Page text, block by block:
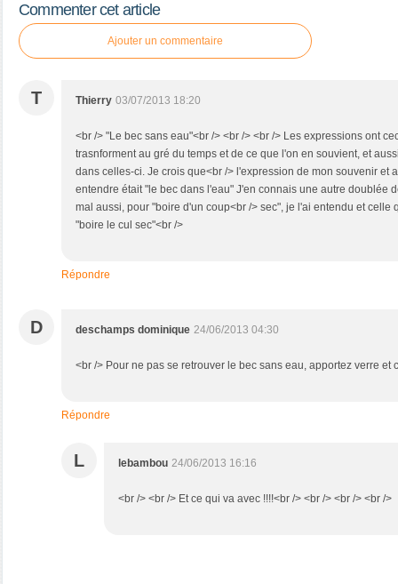
Commenter cet article
Ajouter un commentaire
T Thierry 03/07/2013 18:20
<br /> "Le bec sans eau"<br /> <br /> <br /> Les expressions ont
trasnforment au gré du temps et de ce que l'on en souvient, et
dans celles-ci. Je crois que<br /> l'expression de mon souvenir et
entendre était "le bec dans l'eau" J'en connais une autre doublée
mal aussi, pour "boire d'un coup<br /> sec", je l'ai entendu et celle
"boire le cul sec"<br />
Répondre
D deschamps dominique 24/06/2013 04:30
<br /> Pour ne pas se retrouver le bec sans eau, apportez verre et
Répondre
L lebambou 24/06/2013 16:16
<br /> <br /> Et ce qui va avec !!!!<br /> <br /> <br /> <br />